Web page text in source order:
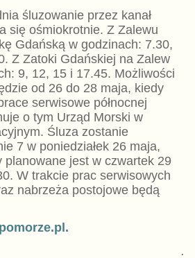
śluzowanie przez kanał
się ośmiokrotnie. Z Zalewu
Gdańską w godzinach: 7.30,
Z Zatoki Gdańskiej na Zalew
9, 12, 15 i 17.45. Możliwości
od 26 do 28 maja, kiedy
serwisowe północnej
o tym Urząd Morski w
Śluza zostanie
7 w poniedziałek 26 maja,
planowane jest w czwartek 29
W trakcie prac serwisowych
nabrzeża postojowe będą
.